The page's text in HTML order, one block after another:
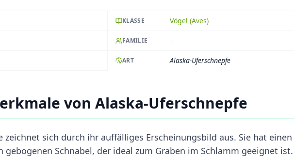
KLASSE Vögel (Aves)
FAMILIE --
ART Alaska-Uferschnepfe
von Alaska-Uferschnepfe
zeichnet sich durch ihr auffälliges Erscheinungsbild aus. Sie hat einen
gebogenen Schnabel, der ideal zum Graben im Schlamm geeignet